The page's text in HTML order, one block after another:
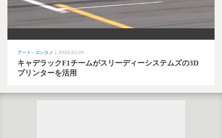
アート・エンタメ 2026.05.09
キャデラックF1チームがスリーディーシステムズの3D
プリンターを活用